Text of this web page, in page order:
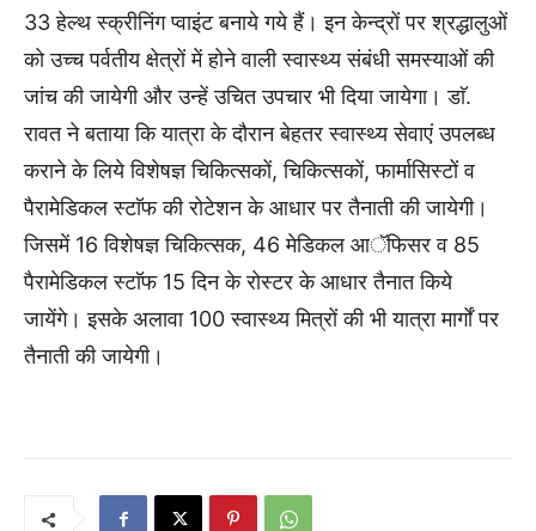
33 हेल्थ स्क्रीनिंग प्वाइंट बनाये गये हैं। इन केन्द्रों पर श्रद्धालुओं
को उच्च पर्वतीय क्षेत्रों में होने वाली स्वास्थ्य संबंधी समस्याओं की
जांच की जायेगी और उन्हें उचित उपचार भी दिया जायेगा। डाॅ.
रावत ने बताया कि यात्रा के दौरान बेहतर स्वास्थ्य सेवाएं उपलब्ध
कराने के लिये विशेषज्ञ चिकित्सकों, चिकित्सकों, फार्मासिस्टों व
पैरामेडिकल स्टाॅफ की रोटेशन के आधार पर तैनाती की जायेगी।
जिसमें 16 विशेषज्ञ चिकित्सक, 46 मेडिकल आॅफिसर व 85
पैरामेडिकल स्टाॅफ 15 दिन के रोस्टर के आधार तैनात किये
जायेंगे। इसके अलावा 100 स्वास्थ्य मित्रों की भी यात्रा मार्गों पर
तैनाती की जायेगी।